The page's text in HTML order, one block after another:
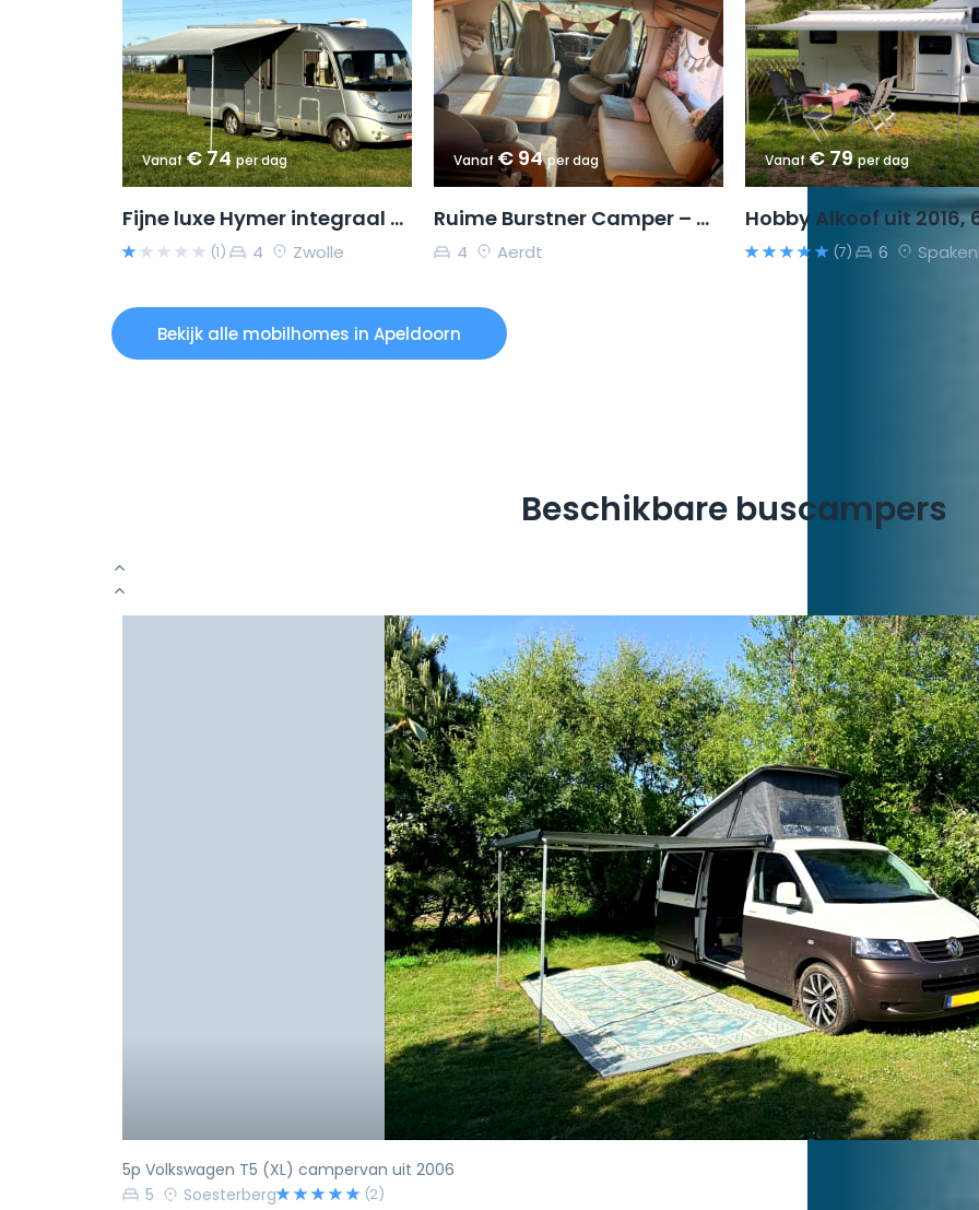
Vanaf€ 74per dag
Fijne luxe Hymer integraal camper voor 4 personen
(1) 4 Zwolle
Vanaf € 94per dag
Ruime Burstner Camper – Met Flexibel Stapelbed & Nieuwe Motor!
4 Aerdt
Vanaf€ 79per dag
(7) 6
Bekijk alle mobilhomes in Apeldoorn
Beschikbare buscampers
5p Volkswagen T5 (XL) campervan uit 2006
5
Soesterberg (2)